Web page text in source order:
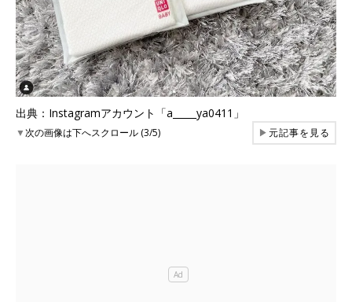
出典：Instagramアカウント「a_____ya0411」
▼次の画像は下へスクロール (3/5) ▶元記事を見る